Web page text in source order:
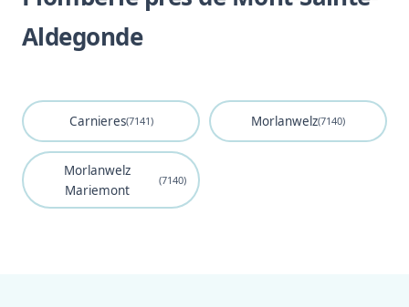
Aldegonde
Carnieres(7141) Morlanwelz(7140)
Morlanwelz
Mariemont
(7140)